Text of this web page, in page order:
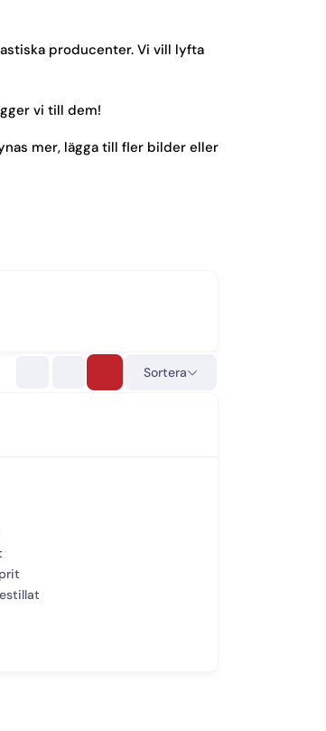
producenter. Vi vill lyfta
vi till dem!
mer, lägga till fler bilder eller
Sortera